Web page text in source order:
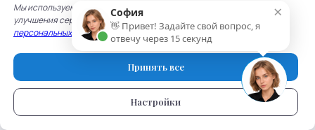
Мы используем cookie для работы сайта, записи на услуги и
улучшения сервисов. Подробнее — вПолитике обработки
персональных данныхи Политике использования cookie.
Принять все
Настройки
×
София
👋 Привет! Задайте свой вопрос, я
отвечу через 15 секунд